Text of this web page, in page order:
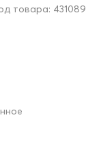
товара: 431089